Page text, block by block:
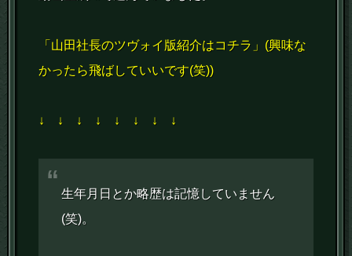
「山田社長のツヴォイ版紹介はコチラ」(興味な
かったら飛ばしていいです(笑))
↓ ↓ ↓ ↓ ↓ ↓ ↓ ↓
生年月日とか略歴は記憶していません
(笑)。